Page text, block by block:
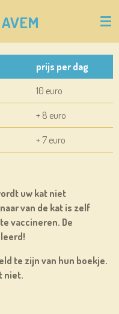
AVEM
prijs per dag
10 euro
+ 8 euro
+ 7 euro
uw kat niet
van de kat is zelf
vaccineren. De
te zijn van hun boekje.
niet.